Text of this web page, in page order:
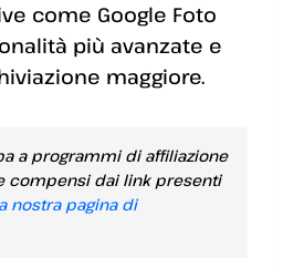
come Google Foto
più avanzate e
maggiore.
a programmi di affiliazione
compensi dai link presenti
nostra pagina di